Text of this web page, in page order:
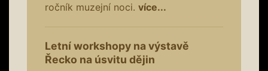
ročník muzejní noci. více...
Letní workshopy na výstavě
Řecko na úsvitu dějin